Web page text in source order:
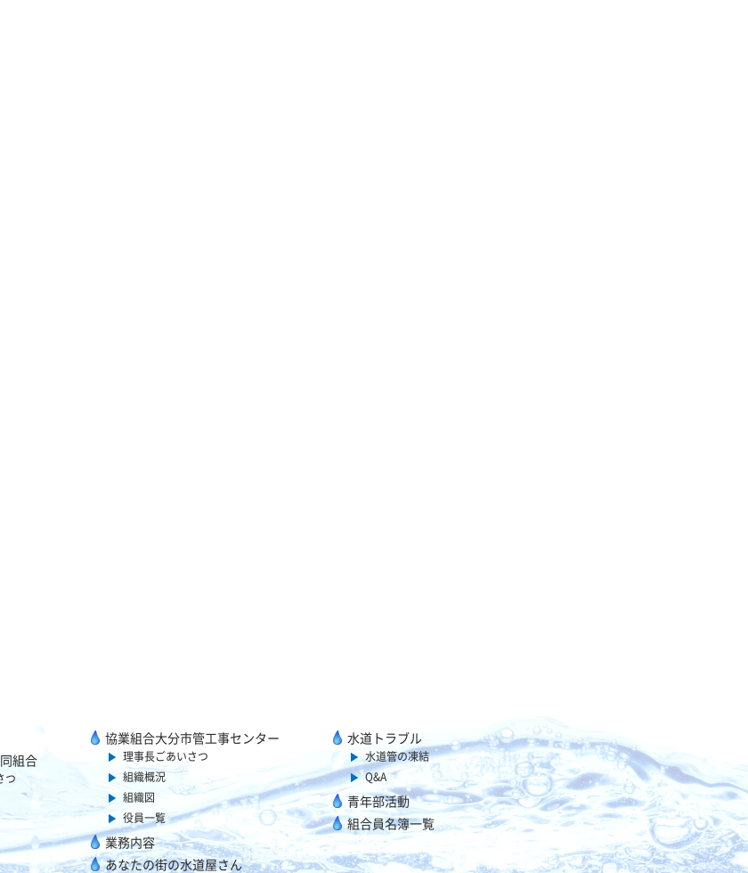
組合
つ
協業組合大分市管工事センター
理事長ごあいさつ
組織概況
組織図
役員一覧
業務内容
あなたの街の水道屋さん
水道トラブル
水道管の凍結
Q&A
青年部活動
組合員名簿一覧